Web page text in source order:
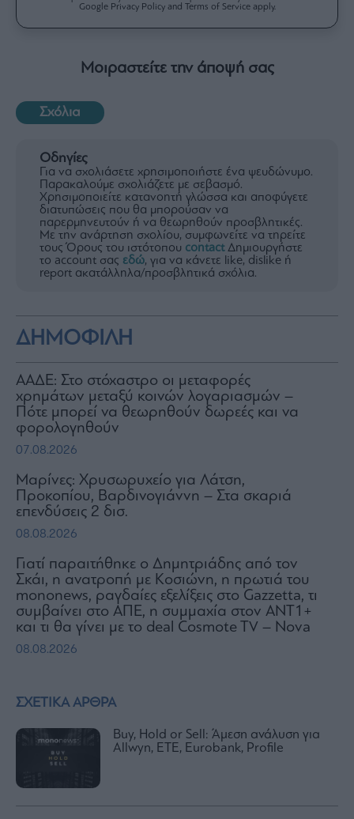
ΣΧΕΤΙΚΑ ΑΡΘΡΑ
Buy, Hold or Sell: Άμεση ανάλυση για
Allwyn, ETE, Eurobank, Profile
Google Privacy Policy and Terms of Service apply.
Μοιραστείτε την άποψή σας
Σχόλια
Οδηγίες
Για να σχολιάσετε χρησιμοποιήστε ένα ψευδώνυμο.
Παρακαλούμε σχολιάζετε με σεβασμό.
Χρησιμοποιείτε κατανοητή γλώσσα και αποφύγετε
διατυπώσεις που θα μπορούσαν να
παρερμηνευτούν ή να θεωρηθούν προσβλητικές.
Με την ανάρτηση σχολίου, συμφωνείτε να τηρείτε
τους Όρους του ιστότοπου contactΔημιουργήστε
το account σας εδώ, για να κάνετε like, dislike ή
report ακατάλληλα/προσβλητικά σχόλια.
ΔΗΜΟΦΙΛΗ
ΑΑΔΕ: Στο στόχαστρο οι μεταφορές
χρημάτων μεταξύ κοινών λογαριασμών –
Πότε μπορεί να θεωρηθούν δωρεές και να
φορολογηθούν
07.08.2026
Μαρίνες: Χρυσωρυχείο για Λάτση,
Προκοπίου, Βαρδινογιάννη – Στα σκαριά
επενδύσεις 2 δισ.
08.08.2026
Γιατί παραιτήθηκε ο Δημητριάδης από τον
Σκάι, η ανατροπή με Κοσιώνη, η πρωτιά του
mononews, ραγδαίες εξελίξεις στο Gazzetta, τι
συμβαίνει στο ΑΠΕ, η συμμαχία στον ΑΝΤ1+
και τι θα γίνει με το deal Cosmote TV – Nova
08.08.2026